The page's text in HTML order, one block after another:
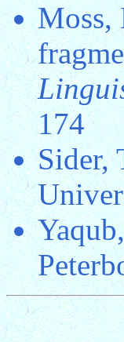
Moss,
174
Sider,